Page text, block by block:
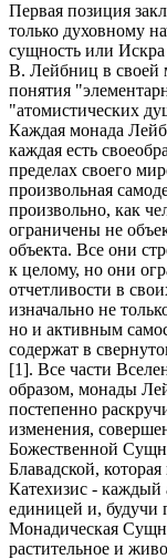
Первая позиция
только духовному
сущность или Искра
В. Лейбниц в своей
понятия
"атомистических
Каждая монада
каждая есть
пределах своего
произвольная
произвольно, как
ограничены не
объекта. Все они
к целому, но они
отчетливости в
изначально не
но и активным
содержат в
[1]. Все части
образом, монады
постепенно
изменения,
Божественной
Блавадской,
Катехизис - каждый
единицей и, будучи
Монадическая
растительное и